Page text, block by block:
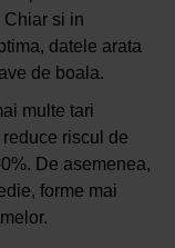
si in
datele arata
de boala.
multe tari
riscul de
De asemenea,
forme mai